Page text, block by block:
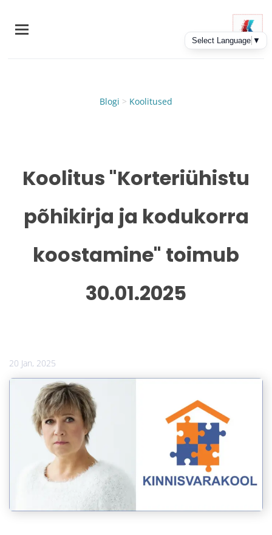
main
Blogi > Koolitused
Koolitus "Korteriühistu
põhikirja ja kodukorra
koostamine" toimub
30.01.2025
20 Jan, 2025